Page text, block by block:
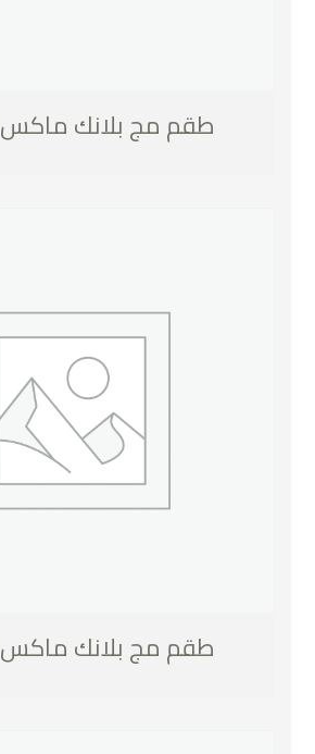
طقم مج بلانك ماكس 6 قطع
طقم مج بلانك ماكس 6 قطع